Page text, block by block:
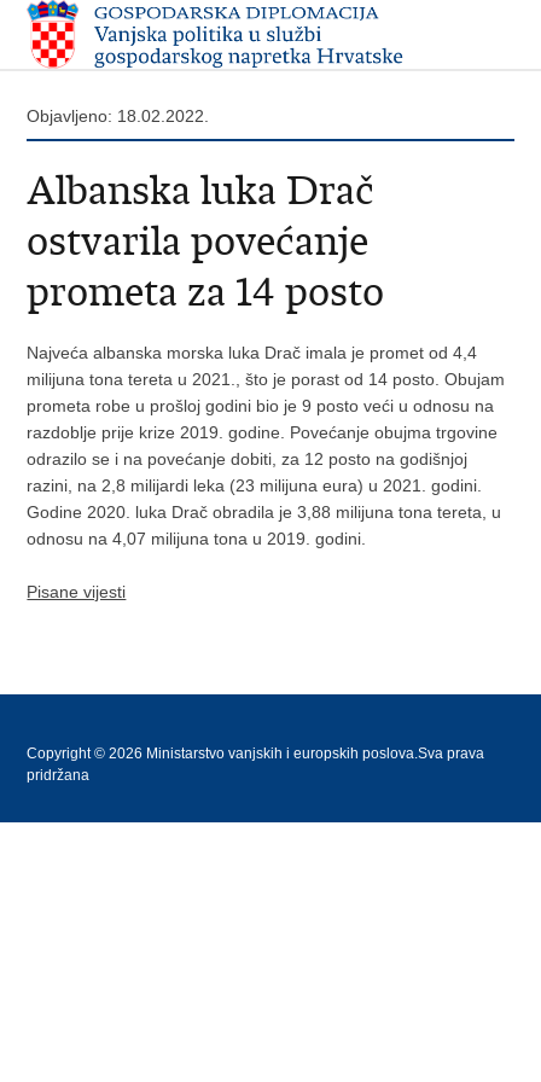
Objavljeno: 18.02.2022.
Albanska luka Drač
ostvarila povećanje
prometa za 14 posto
Najveća albanska morska luka Drač imala je promet od 4,4
milijuna tona tereta u 2021., što je porast od 14 posto. Obujam
prometa robe u prošloj godini bio je 9 posto veći u odnosu na
razdoblje prije krize 2019. godine. Povećanje obujma trgovine
odrazilo se i na povećanje dobiti, za 12 posto na godišnjoj
razini, na 2,8 milijardi leka (23 milijuna eura) u 2021. godini.
Godine 2020. luka Drač obradila je 3,88 milijuna tona tereta, u
odnosu na 4,07 milijuna tona u 2019. godini.
Pisane vijesti
Copyright © 2026 Ministarstvo vanjskih i europskih poslova.Sva prava
pridržana